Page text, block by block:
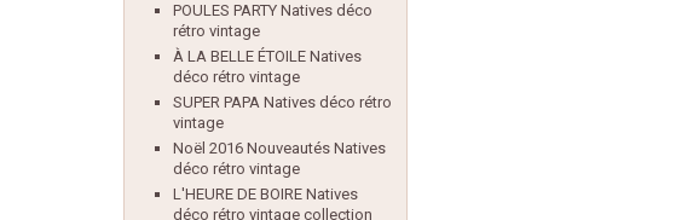
POULES PARTY Natives déco
rétro vintage
À LA BELLE ÉTOILE Natives
déco rétro vintage
SUPER PAPA Natives déco rétro
vintage
Noël 2016 Nouveautés Natives
déco rétro vintage
L'HEURE DE BOIRE Natives
déco rétro vintage collection